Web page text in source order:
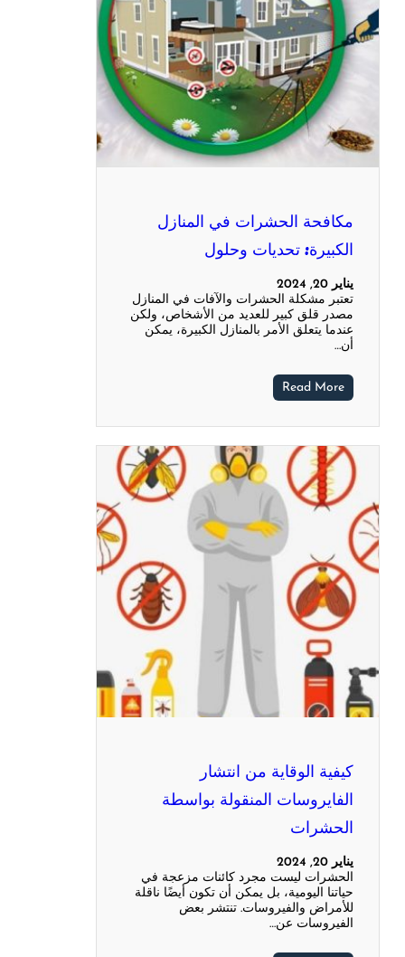
مكافحة الحشرات في المنازل
الكبيرة: تحديات وحلول
يناير 20, 2024
تعتبر مشكلة الحشرات والآفات في المنازل
مصدر قلق كبير للعديد من الأشخاص، ولكن
عندما يتعلق الأمر بالمنازل الكبيرة، يمكن
أن…
Read More
كيفية الوقاية من انتشار
الفايروسات المنقولة بواسطة
الحشرات
يناير 20, 2024
الحشرات ليست مجرد كائنات مزعجة في
حياتنا اليومية، بل يمكن أن تكون أيضًا ناقلة
للأمراض والفيروسات. تنتشر بعض
الفيروسات عن…